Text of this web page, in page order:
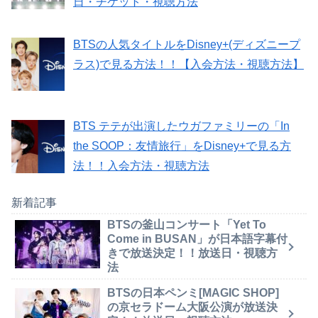
BTSの人気タイトルをDisney+(ディズニープ
ラス)で見る方法！！【入会方法・視聴方法】
BTS テテが出演したウガファミリーの「In
the SOOP：友情旅行」をDisney+で見る方
法！！入会方法・視聴方法
新着記事
BTSの釜山コンサート「Yet To
Come in BUSAN」が日本語字幕付
きで放送決定！！放送日・視聴方
法
BTSの日本ペンミ[MAGIC SHOP]
の京セラドーム大阪公演が放送決